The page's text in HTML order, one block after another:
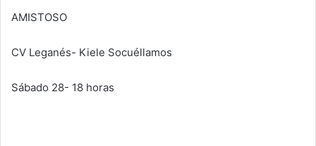
AMISTOSO
CV Leganés- Kiele Socuéllamos
Sábado 28- 18 horas